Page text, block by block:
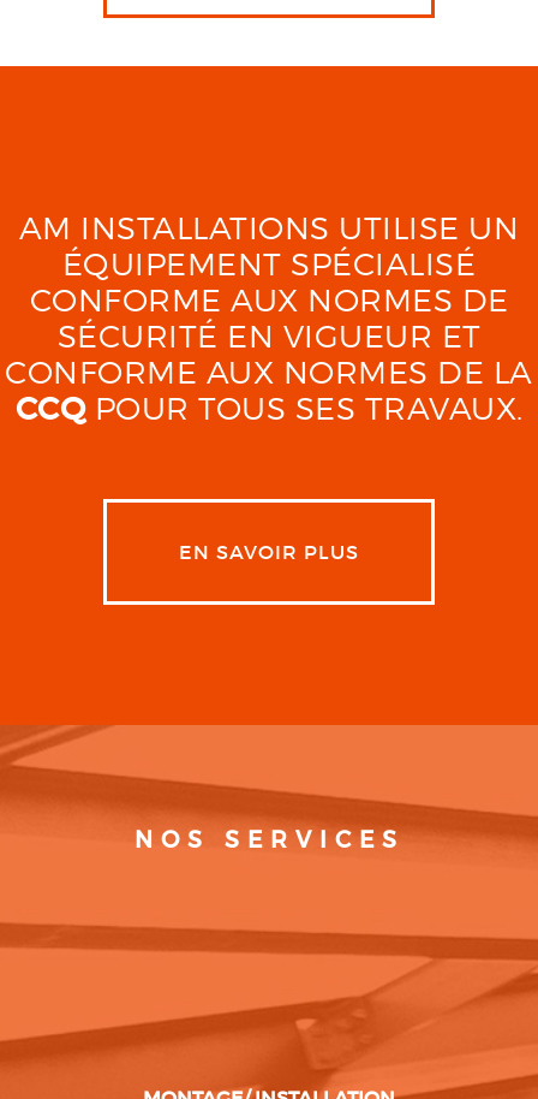
AM INSTALLATIONS UTILISE UN
ÉQUIPEMENT SPÉCIALISÉ
CONFORME AUX NORMES DE
SÉCURITÉ EN VIGUEUR ET
CONFORME AUX NORMES DE LA
CCQPOUR TOUS SES TRAVAUX.
EN SAVOIR PLUS
NOS SERVICES